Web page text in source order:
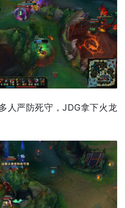
人严防死守，JDG拿下火龙